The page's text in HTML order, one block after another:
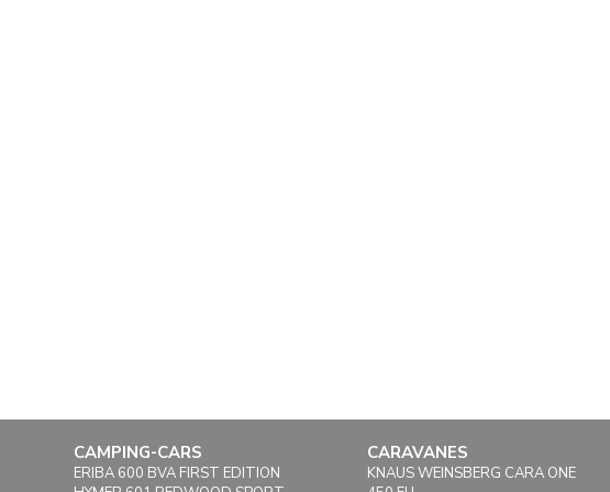
CAMPING-CARS
ERIBA 600 BVA FIRST EDITION
CARAVANES
KNAUS WEINSBERG CARA ONE